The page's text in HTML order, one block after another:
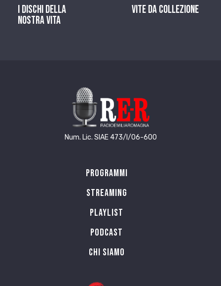
I dischi della
nostra vita
Vite da Collezione
Num. Lic. SIAE 473/I/06-600
Programmi
Streaming
Playlist
PODCAST
Chi siamo